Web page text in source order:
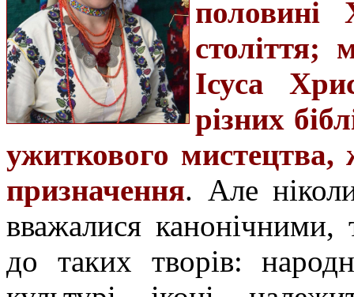
століття;
Ісуса
різних
ужиткового
призначення. Але
вважалися канонічними,
до таких творів: